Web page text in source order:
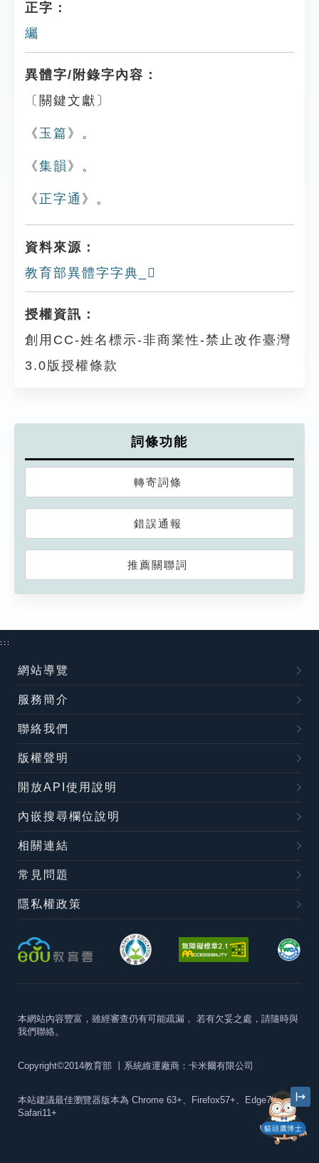
正字：
䌵
異體字/附錄字內容：
〔關鍵文獻〕
《 玉篇 》。
《集韻 》。
《 正字通 》。
資料來源：
教育部異體字字典_𦆂
授權資訊：
創用CC-姓名標示-非商業性-禁止改作臺灣
3.0版授權條款
詞條功能
轉寄詞條
錯誤通報
推薦關聯詞
貓頭鷹博士
:::
網站導覽
服務簡介
聯絡我們
版權聲明
開放API使用說明
內嵌搜尋欄位說明
相關連結
常見問題
隱私權政策
本網站內容豐富，雖經審查仍有可能疏漏， 若有欠妥之處，請隨時與
我們聯絡。
Copyright©2014教育部 丨系統維運廠商：卡米爾有限公司
本站建議最佳瀏覽器版本為 Chrome 63+、Firefox57+、Edge79+及
Safari11+